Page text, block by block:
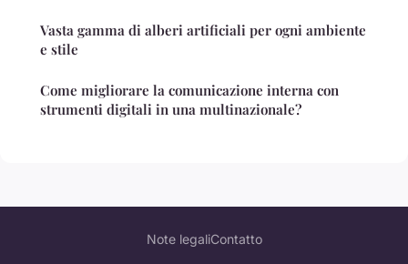
Vasta gamma di alberi artificiali per ogni ambiente
e stile
Come migliorare la comunicazione interna con
strumenti digitali in una multinazionale?
Note legaliContatto